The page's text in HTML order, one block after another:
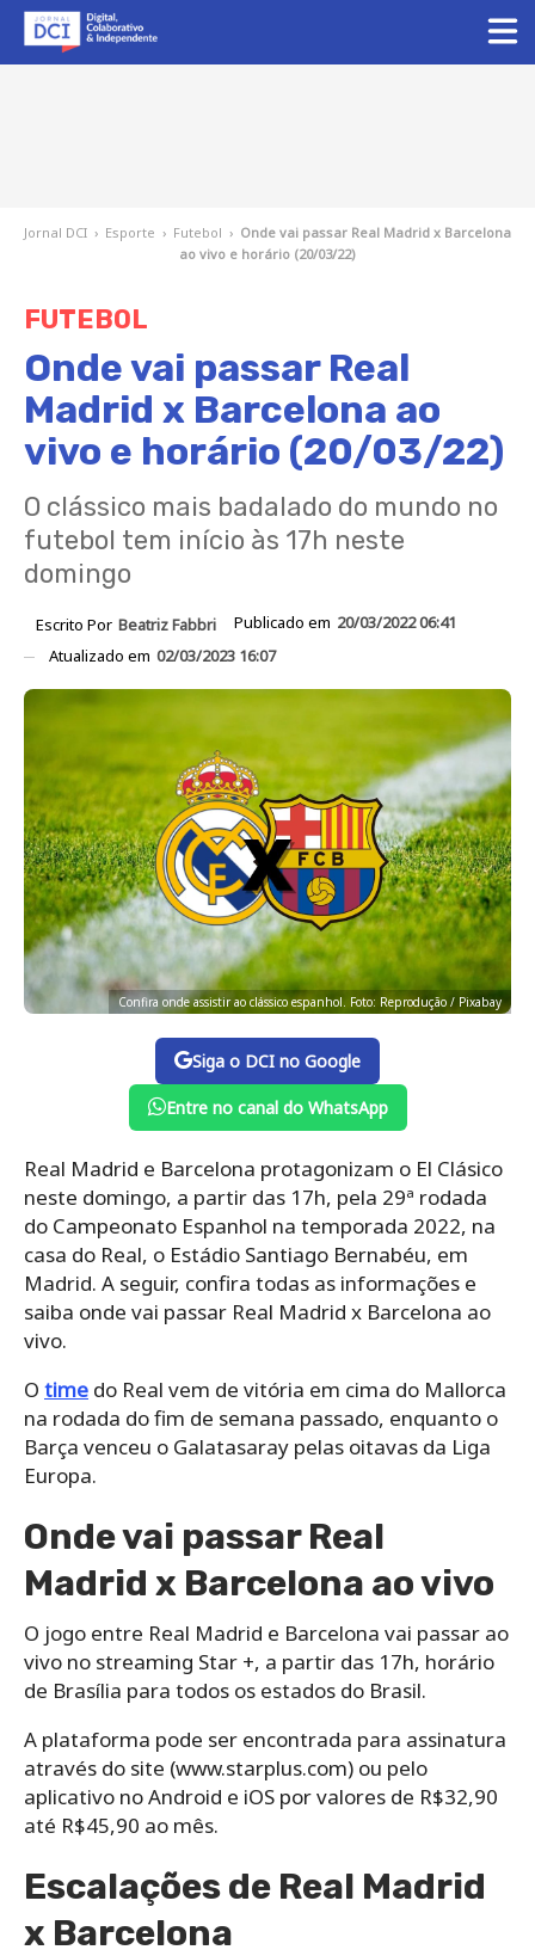
Jornal DCI › Esporte › Futebol › Onde vai passar Real Madrid x Barcelona
ao vivo e horário (20/03/22)
FUTEBOL
Onde vai passar Real
Madrid x Barcelona ao
vivo e horário (20/03/22)
O clássico mais badalado do mundo no
futebol tem início às 17h neste
domingo
Escrito Por Beatriz Fabbri Publicado em 20/03/2022 06:41
Atualizado em 02/03/2023 16:07
Confira onde assistir ao clássico espanhol. Foto: Reprodução / Pixabay
Siga o DCI no Google
Entre no canal do WhatsApp
Real Madrid e Barcelona protagonizam o El Clásico
neste domingo, a partir das 17h, pela 29ª rodada
do Campeonato Espanhol na temporada 2022, na
casa do Real, o Estádio Santiago Bernabéu, em
Madrid. A seguir, confira todas as informações e
saiba onde vai passar Real Madrid x Barcelona ao
vivo.
O time do Real vem de vitória em cima do Mallorca
na rodada do fim de semana passado, enquanto o
Barça venceu o Galatasaray pelas oitavas da Liga
Europa.
Onde vai passar Real
Madrid x Barcelona ao vivo
O jogo entre Real Madrid e Barcelona vai passar ao
vivo no streaming Star +, a partir das 17h, horário
de Brasília para todos os estados do Brasil.
A plataforma pode ser encontrada para assinatura
através do site (www.starplus.com) ou pelo
aplicativo no Android e iOS por valores de R$32,90
até R$45,90 ao mês.
Escalações de Real Madrid
x Barcelona